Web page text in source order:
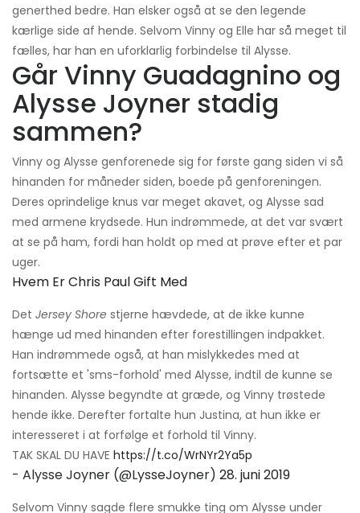
generthed bedre. Han elsker også at se den legende
kærlige side af hende. Selvom Vinny og Elle har så meget til
fælles, har han en uforklarlig forbindelse til Alysse.
Går Vinny Guadagnino og
Alysse Joyner stadig
sammen?
Vinny og Alysse genforenede sig for første gang siden vi så
hinanden for måneder siden, boede på genforeningen.
Deres oprindelige knus var meget akavet, og Alysse sad
med armene krydsede. Hun indrømmede, at det var svært
at se på ham, fordi han holdt op med at prøve efter et par
uger.
Hvem Er Chris Paul Gift Med
Det Jersey Shore stjerne hævdede, at de ikke kunne
hænge ud med hinanden efter forestillingen indpakket.
Han indrømmede også, at han mislykkedes med at
fortsætte et 'sms-forhold' med Alysse, indtil de kunne se
hinanden. Alysse begyndte at græde, og Vinny trøstede
hende ikke. Derefter fortalte hun Justina, at hun ikke er
interesseret i at forfølge et forhold til Vinny.
TAK SKAL DU HAVE https://t.co/WrNYr2Ya5p
- Alysse Joyner (@LysseJoyner) 28. juni 2019
Selvom Vinny sagde flere smukke ting om Alysse under